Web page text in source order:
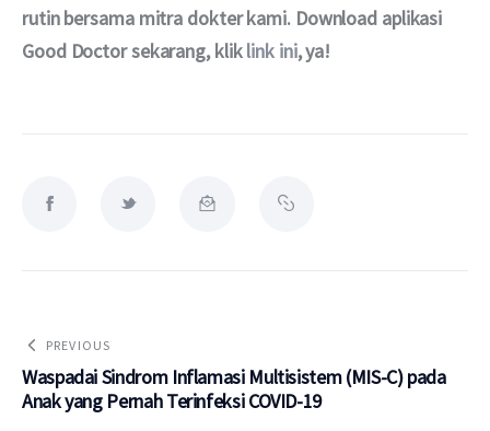
rutin bersama mitra dokter kami. Download aplikasi
Good Doctor sekarang, klik link ini, ya!
PREVIOUS
Waspadai Sindrom Inflamasi Multisistem (MIS-C) pada
Anak yang Pernah Terinfeksi COVID-19